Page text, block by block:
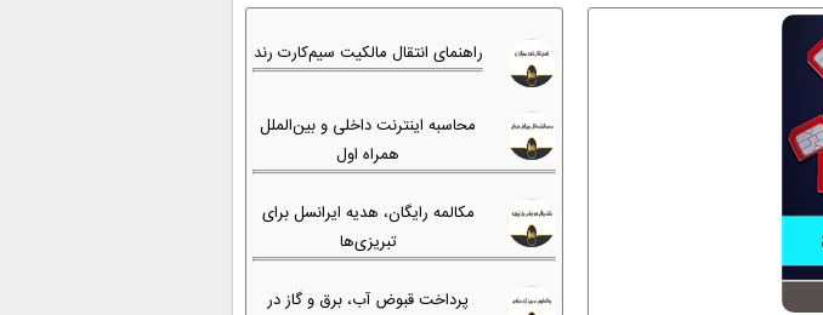
راهنمای انتقال مالکیت سیم‌کارت رند
محاسبه اینترنت داخلی و بین‌الملل
همراه اول
مکالمه رایگان، هدیه ایرانسل برای
تبریزی‌ها
پرداخت قبوض آب، برق و گاز در